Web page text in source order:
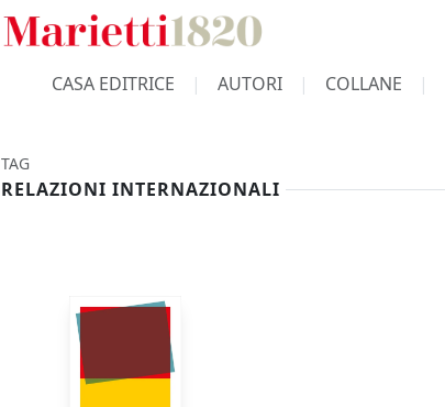
CASA EDITRICE AUTORI COLLANE
TAG
RELAZIONI INTERNAZIONALI